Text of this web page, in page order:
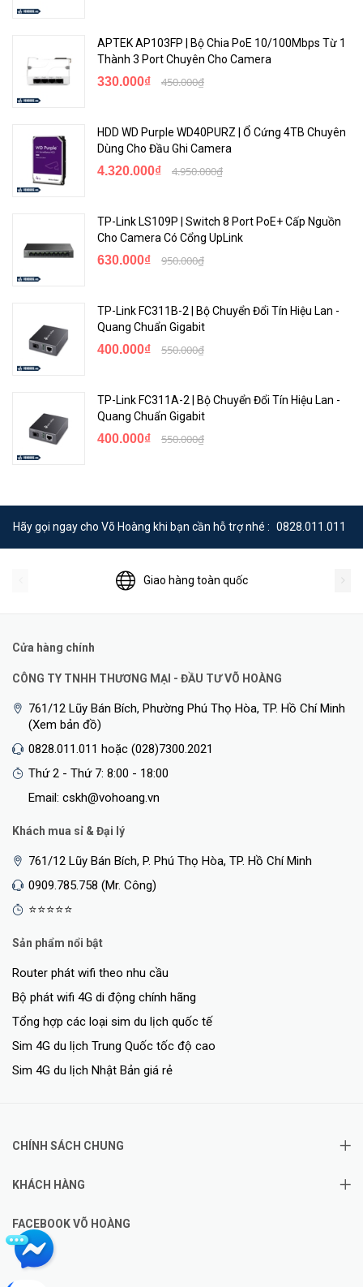
APTEK AP103FP | Bộ Chia PoE 10/100Mbps Từ 1
Thành 3 Port Chuyên Cho Camera
330.000₫ 450.000₫
HDD WD Purple WD40PURZ | Ổ Cứng 4TB Chuyên
Dùng Cho Đầu Ghi Camera
4.320.000₫ 4.950.000₫
TP-Link LS109P | Switch 8 Port PoE+ Cấp Nguồn
Cho Camera Có Cổng UpLink
630.000₫ 950.000₫
TP-Link FC311B-2 | Bộ Chuyển Đổi Tín Hiệu Lan -
Quang Chuẩn Gigabit
400.000₫ 550.000₫
TP-Link FC311A-2 | Bộ Chuyển Đổi Tín Hiệu Lan -
Quang Chuẩn Gigabit
400.000₫ 550.000₫
Hãy gọi ngay cho Võ Hoàng khi bạn cần hỗ trợ nhé : 0828.011.011
Giao hàng toàn quốc
Cửa hàng chính
CÔNG TY TNHH THƯƠNG MẠI - ĐẦU TƯ VÕ HOÀNG
761/12 Lũy Bán Bích, Phường Phú Thọ Hòa, TP. Hồ Chí Minh
(Xem bản đồ)
0828.011.011 hoặc (028)7300.2021
Thứ 2 - Thứ 7: 8:00 - 18:00
Email: cskh@vohoang.vn
Khách mua sỉ & Đại lý
761/12 Lũy Bán Bích, P. Phú Thọ Hòa, TP. Hồ Chí Minh
0909.785.758 (Mr. Công)
⭐⭐⭐⭐⭐
Sản phẩm nổi bật
Router phát wifi theo nhu cầu
Bộ phát wifi 4G di động chính hãng
Tổng hợp các loại sim du lịch quốc tế
Sim 4G du lịch Trung Quốc tốc độ cao
Sim 4G du lịch Nhật Bản giá rẻ
CHÍNH SÁCH CHUNG
KHÁCH HÀNG
FACEBOOK VÕ HOÀNG